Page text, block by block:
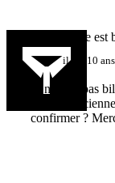
à laile la vie est
il y a 10 ans
Je ne suis pas
confirmer ?